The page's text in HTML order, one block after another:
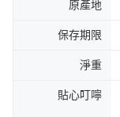
原產地
保存期限
淨重
貼心叮嚀